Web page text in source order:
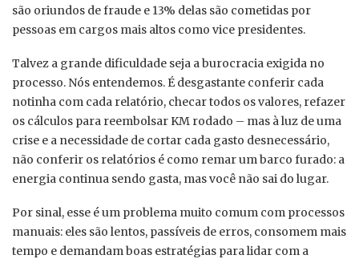
são oriundos de fraude e 13% delas são cometidas por
pessoas em cargos mais altos como vice presidentes.
Talvez a grande dificuldade seja a burocracia exigida no
processo. Nós entendemos. É desgastante conferir cada
notinha com cada relatório, checar todos os valores, refazer
os cálculos para reembolsar KM rodado – mas à luz de uma
crise e a necessidade de cortar cada gasto desnecessário,
não conferir os relatórios é como remar um barco furado: a
energia continua sendo gasta, mas você não sai do lugar.
Por sinal, esse é um problema muito comum com processos
manuais: eles são lentos, passíveis de erros, consomem mais
tempo e demandam boas estratégias para lidar com a